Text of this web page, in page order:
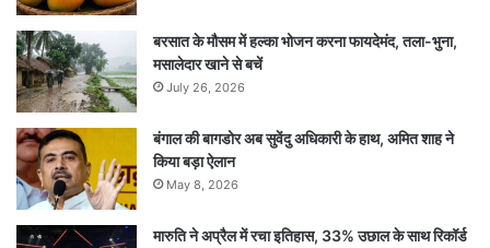
बरसात के मौसम में हल्का भोजन करना फायदेमंद, तला-भुना,
मसालेदार खाने से बचें
July 26, 2026
बंगाल की बागडोर अब सुवेंदु अधिकारी के हाथ, अमित शाह ने
किया बड़ा ऐलान
May 8, 2026
मारुति ने अप्रैल में रचा इतिहास, 33% उछाल के साथ रिकॉर्ड